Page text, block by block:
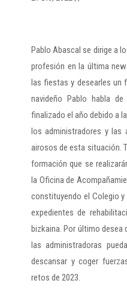
Pablo Abascal se dirige a
profesión en la última
las fiestas y desearles un
navideño Pablo habla
finalizado el año debido a
los administradores y las
airosos de esta situación.
formación que se
la Oficina de
constituyendo el Colegio
expedientes de
bizkaina. Por último
las administradoras
descansar y coger
retos de 2023.